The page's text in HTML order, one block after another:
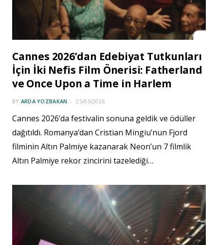
Cannes 2026’dan Edebiyat Tutkunları
İçin İki Nefis Film Önerisi: Fatherland
ve Once Upon a Time in Harlem
BY ARDA YOZBAKAN 25/05/2026
Cannes 2026’da festivalin sonuna geldik ve ödüller
dağıtıldı. Romanya’dan Cristian Mingiu’nun Fjord
filminin Altın Palmiye kazanarak Neon’un 7 filmlik
Altın Palmiye rekor zincirini tazelediği…